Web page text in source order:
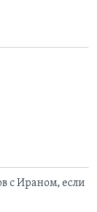
с Ираном, если